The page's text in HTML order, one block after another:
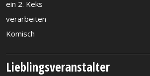
ein 2. Keks
verarbeiten
Komisch
Lieblingsveranstalter